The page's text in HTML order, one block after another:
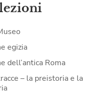
egizia
dell’antica Roma
– la preistoria e la